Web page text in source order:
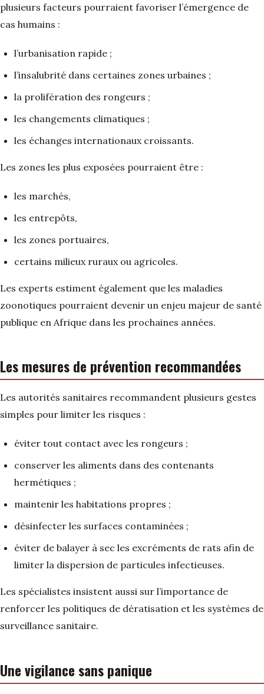
plusieurs facteurs pourraient favoriser l’émergence de
cas humains :
l’urbanisation rapide ;
l’insalubrité dans certaines zones urbaines ;
la prolifération des rongeurs ;
les changements climatiques ;
les échanges internationaux croissants.
Les zones les plus exposées pourraient être :
les marchés,
les entrepôts,
les zones portuaires,
certains milieux ruraux ou agricoles.
Les experts estiment également que les maladies
zoonotiques pourraient devenir un enjeu majeur de santé
publique en Afrique dans les prochaines années.
Les mesures de prévention recommandées
Les autorités sanitaires recommandent plusieurs gestes
simples pour limiter les risques :
éviter tout contact avec les rongeurs ;
conserver les aliments dans des contenants
hermétiques ;
maintenir les habitations propres ;
désinfecter les surfaces contaminées ;
éviter de balayer à sec les excréments de rats afin de
limiter la dispersion de particules infectieuses.
Les spécialistes insistent aussi sur l’importance de
renforcer les politiques de dératisation et les systèmes de
surveillance sanitaire.
Une vigilance sans panique